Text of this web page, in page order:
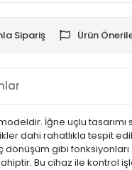
Sipariş Ürün
İğne uçlu tasarımı
dahi rahatlıkla tespit
gibi fonksiyonları
Bu cihaz ile kontrol